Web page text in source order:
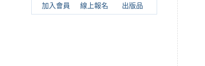
加入會員 線上報名 出版品